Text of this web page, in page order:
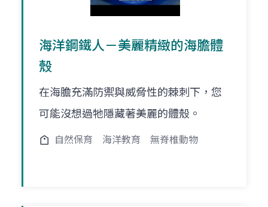
海洋鋼鐵人－美麗精緻的海膽體
殼
在海膽充滿防禦與威脅性的棘刺下，您
可能沒想過牠隱藏著美麗的體殼。
自然保育 海洋教育 無脊椎動物